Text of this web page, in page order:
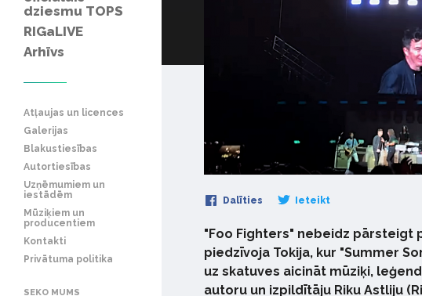
dziesmu TOPS
RIGaLIVE
Arhīvs
Atļaujas un licences
Galerijas
Blakustiesības
Autortiesības
Uzņēmumiem un
iestādēm
Mūziķiem un
producentiem
Kontakti
Privātuma politika
SEKO MUMS
Dalīties Ieteikt
"Foo Fighters" nebeidz pārsteigt
piedzīvoja Tokija, kur "Summer
uz skatuves aicināt mūziķi,
autoru un izpildītāju Riku Astliju